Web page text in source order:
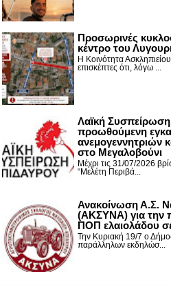
Προσωρινές
κέντρο του
Η Κοινότητα
επισκέπτες ότι, λόγω ...
Λαϊκή
προωθούμενη
ανεμογεννητριών
στο Μεγαλοβούνι
Μέχρι τις 31/07/2026
“Μελέτη Περιβά...
Ανακοίνωση Α.Σ.
(ΑΚΣΥΝΑ) για την
ΠΟΠ ελαιολάδου
Την Κυριακή 19/7 ο
παράλληλων εκδηλώσ...